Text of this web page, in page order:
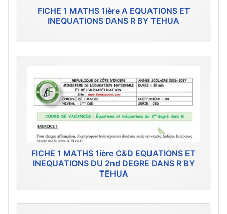
FICHE 1 MATHS 1ière A EQUATIONS ET
INEQUATIONS DANS R BY TEHUA
FICHE 1 MATHS 1ière C&D EQUATIONS ET
INEQUATIONS DU 2nd DEGRE DANS R BY
TEHUA